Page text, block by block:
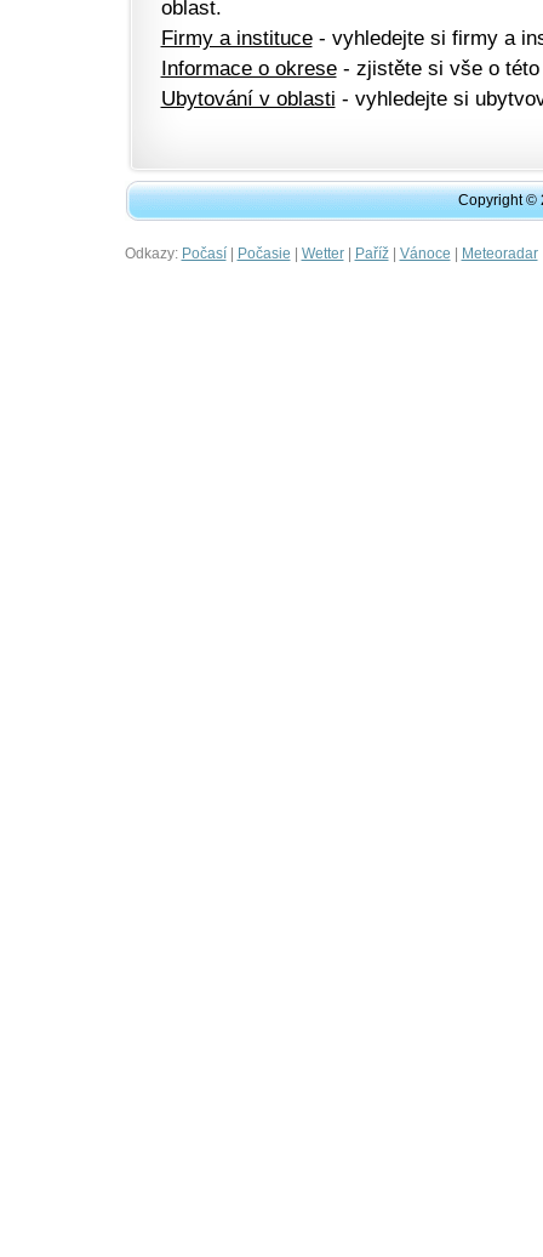
oblast.
Firmy a instituce- vyhledejte si firmy a
Informace o okrese- zjistěte si vše o této
Ubytování v oblasti - vyhledejte si
Copyright ©
Odkazy: Počasí| Počasie | Wetter| Paříž| Vánoce | Meteoradar